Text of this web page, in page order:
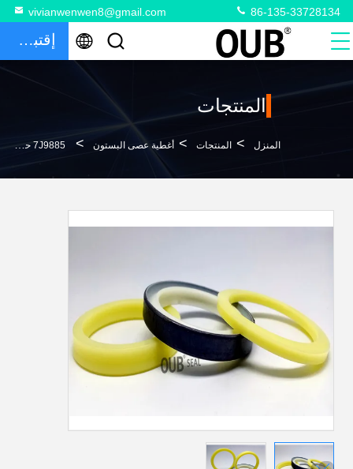
vivianwenwen8@gmail.com 86-135-33728134
إقتباس
المنتجات
المنزل > المنتجات > أغطية عصى البستون > 7J9885 حفارة PU الأمم المتحدة المكبس رود الأختام 4M7022 قوة الشد العالية